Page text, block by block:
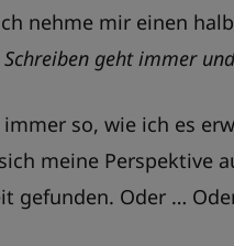
nehme mir einen
Schreiben geht immer
so, wie ich es
meine Perspektive
gefunden. Oder …